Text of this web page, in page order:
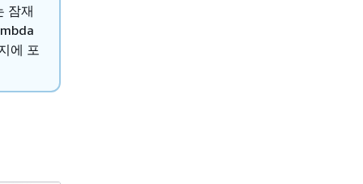
잠재
에 포